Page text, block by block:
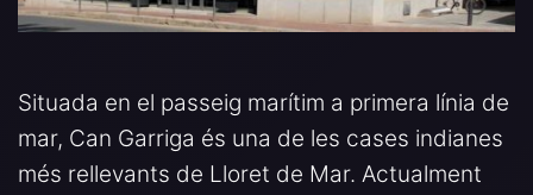
Situada en el passeig marítim a primera línia de
mar, Can Garriga és una de les cases indianes
més rellevants de Lloret de Mar. Actualment